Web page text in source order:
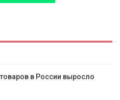
в России выросло